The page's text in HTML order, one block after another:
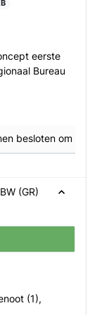
eerste
Bureau
besloten om
(GR)
(1),